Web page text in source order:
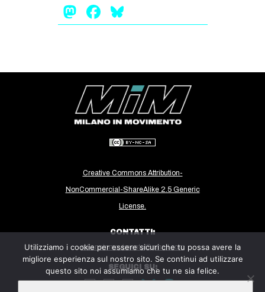
Mastodon
Facebook
Creative Commons Attribution-
NonCommercial-ShareAlike 2.5 Generic
License.
CONTATTI:
milanoinmovimento@gmail.com
SEGUICI SU:
Utilizziamo i cookie per essere sicuri che tu possa avere la
migliore esperienza sul nostro sito. Se continui ad utilizzare
questo sito noi assumiamo che tu ne sia felice.